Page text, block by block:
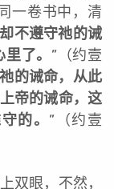
一卷书中，清
不遵守祂的诫
了。 ”（约壹
的诫命，从此
帝的诫命，这
的。 ”（约壹
双眼，不然，